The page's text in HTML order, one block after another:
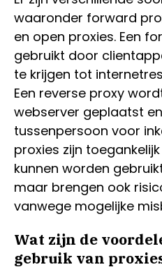
waaronder forward
en open proxies. Een
gebruikt door
te krijgen tot
Een reverse proxy
webserver geplaatst
tussenpersoon voor
proxies zijn
kunnen worden
maar brengen ook
vanwege mogelijke
Wat zijn de
gebruik van